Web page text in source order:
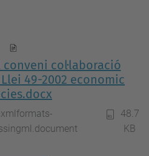
col·laboració
49-2002 economic
48.7
KB